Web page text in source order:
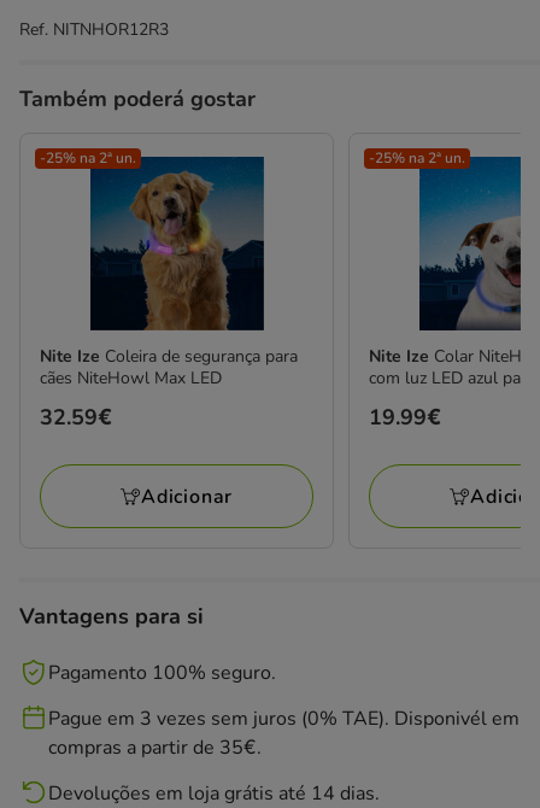
Ref. NITNHOR12R3
Também poderá gostar
-25% na 2ª un.
Nite Ize Coleira de segurança para
cães NiteHowl Max LED
Preço
32.59€
Adicionar
-25% na 2ª un.
Nite Ize Colar NiteHowl Coleira
com luz LED azul para
Preço
19.99€
Vantagens para si
Pagamento 100% seguro.
Pague em 3 vezes sem juros (0% TAE). Disponivél em
compras a partir de 35€.
Devoluções em loja grátis até 14 dias.